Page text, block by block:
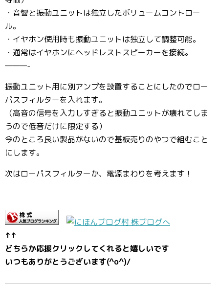
・音響と振動ユニットは独立したボリュームコントロー
ル。
・イヤホン使用時も振動ユニットは独立して調整可能。
・通常はイヤホンにヘッドレストスピーカーを接続。
———-
振動ユニット用に別アンプを設置することにしたのでロー
パスフィルターを入れます。
（高音の信号を入力しすぎると振動ユニットが壊れてしま
うので低音だけに限定する）
今のところ良い製品がないので基板売りのやつで組むこと
にします。
次はローパスフィルターか、電源まわりを考えます！
↑↑
どちらか応援クリックしてくれると嬉しいです
いつもありがとうございます(^o^)/